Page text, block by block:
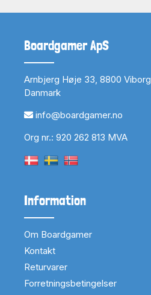
Boardgamer ApS
Arnbjerg Høje 33, 8800 Viborg
Danmark
info@boardgamer.no
Org nr.: 920 262 813 MVA
Information
Om Boardgamer
Kontakt
Returvarer
Forretningsbetingelser